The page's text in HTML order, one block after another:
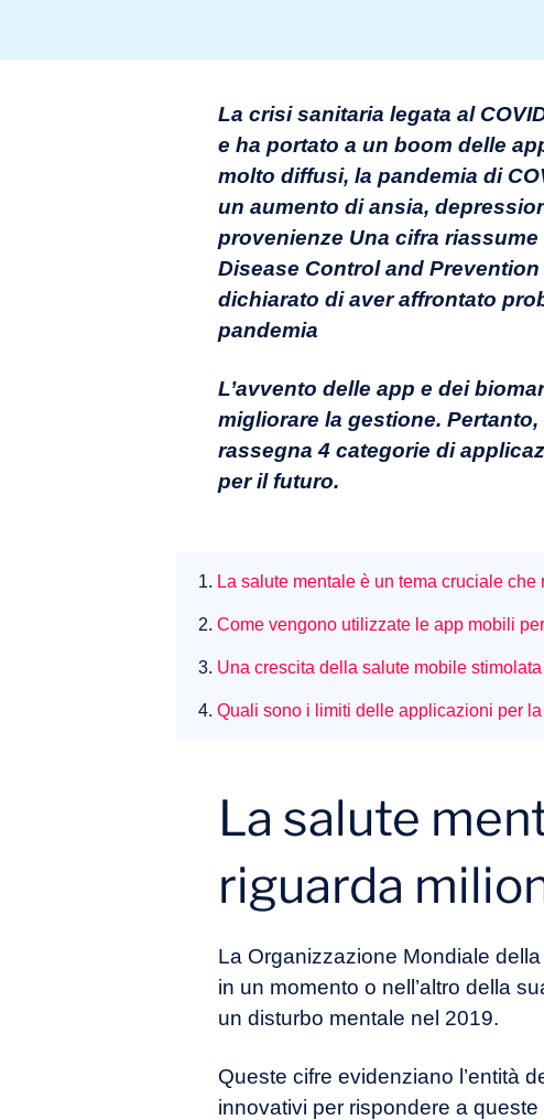
La crisi sanitaria legata al
e ha portato a un boom delle
molto diffusi, la pandemia di
un aumento di ansia,
provenienze Una cifra
Disease Control and
dichiarato di aver affrontato
pandemia
L’avvento delle app e dei
migliorare la gestione.
rassegna 4 categorie di
per il futuro.
1. La salute mentale è un tema cruciale
2. Come vengono utilizzate le app mobili
3. Una crescita della salute mobile stimolata
4. Quali sono i limiti delle applicazioni per
La salute
riguarda
La Organizzazione Mondiale
in un momento o nell’altro della
un disturbo mentale nel 2019.
Queste cifre evidenziano l’entità
innovativi per rispondere a queste